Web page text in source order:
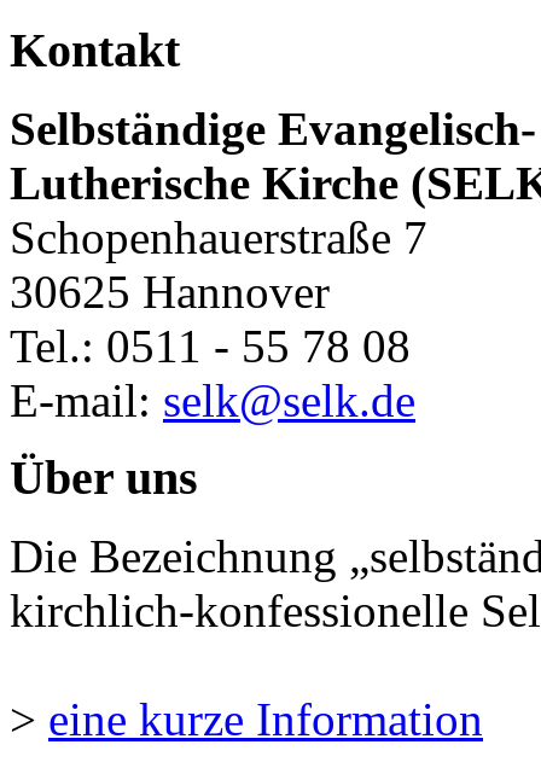
Kontakt
Selbständige Evangelisch-
Lutherische Kirche
Schopenhauerstraße 7
30625 Hannover
Tel.: 0511 - 55 78 08
E-mail: selk@selk.de
Über uns
Die Bezeichnung
kirchlich-konfessionelle
> eine kurze Information